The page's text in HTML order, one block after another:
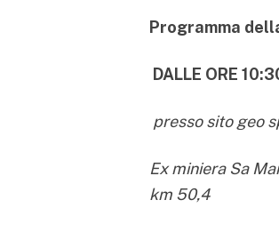
Programma
DALLE ORE
presso sito geo
Ex miniera Sa
km 50,4